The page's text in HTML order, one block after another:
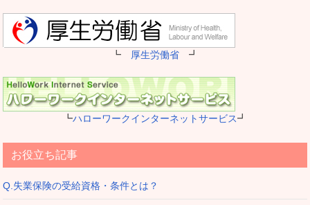
┗ 厚生労働省 ┛
┗ハローワークインターネットサービス┛
お役立ち記事
Q.失業保険の受給資格・条件とは？